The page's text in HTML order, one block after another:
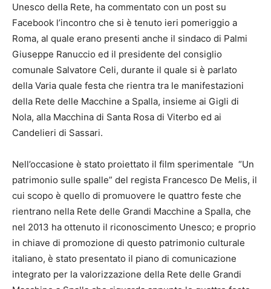
Unesco della Rete, ha commentato con un post su
Facebook l’incontro che si è tenuto ieri pomeriggio a
Roma, al quale erano presenti anche il sindaco di Palmi
Giuseppe Ranuccio ed il presidente del consiglio
comunale Salvatore Celi, durante il quale si è parlato
della Varia quale festa che rientra tra le manifestazioni
della Rete delle Macchine a Spalla, insieme ai Gigli di
Nola, alla Macchina di Santa Rosa di Viterbo ed ai
Candelieri di Sassari.
Nell’occasione è stato proiettato il film sperimentale “Un
patrimonio sulle spalle” del regista Francesco De Melis, il
cui scopo è quello di promuovere le quattro feste che
rientrano nella Rete delle Grandi Macchine a Spalla, che
nel 2013 ha ottenuto il riconoscimento Unesco; e proprio
in chiave di promozione di questo patrimonio culturale
italiano, è stato presentato il piano di comunicazione
integrato per la valorizzazione della Rete delle Grandi